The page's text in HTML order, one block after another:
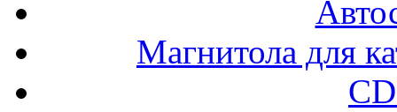
Магнитола для